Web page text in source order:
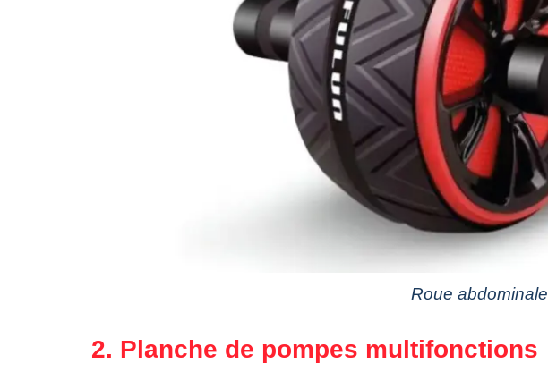
Roue abdominale
2. Planche de pompes multifonctions